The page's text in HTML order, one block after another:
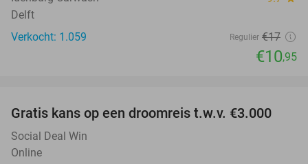
Delft
Verkocht: 1.059
Regulier €17
€10,95
Gratis kans op een droomreis t.w.v. €3.000
Social Deal Win
Online